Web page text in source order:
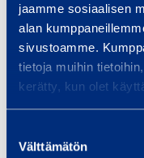
jaamme sosiaalisen
alan
sivustoamme.
tietoja muihin
kerätty, kun olet
valinta
Välttämätön
Kuljetus
logistiikka- ja
joustavasti